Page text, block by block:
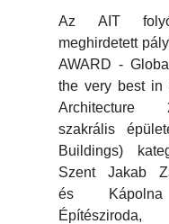
Az AIT
meghirdetett
AWARD -
the very best in
szakrális
Buildings)
Szent Jakab
és